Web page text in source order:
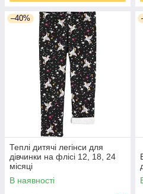
–40%
Теплі дитячі легінси для
дівчинки на флісі 12, 18, 24
місяці
В наявності